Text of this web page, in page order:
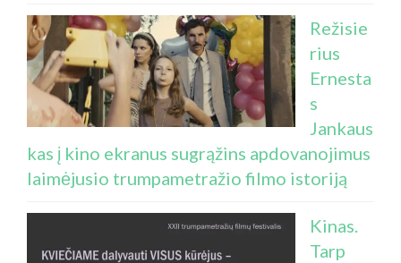
Režisie
rius
Ernesta
s
Jankaus
kas į kino ekranus sugrąžins apdovanojimus
laimėjusio trumpametražio filmo istoriją
Kinas.
Tarp